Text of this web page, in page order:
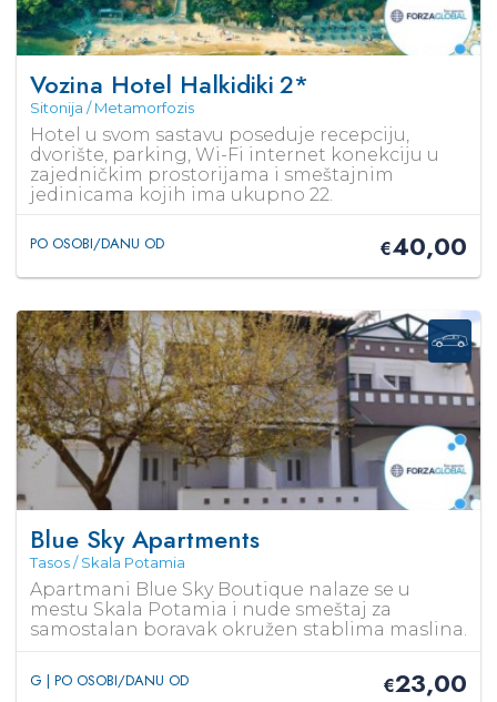
Vozina Hotel Halkidiki2*
Sitonija / Metamorfozis
Hotel u svom sastavu poseduje recepciju,
dvorište, parking, Wi-Fi internet konekciju u
zajedničkim prostorijama i smeštajnim
jedinicama kojih ima ukupno 22.
PO OSOBI/DANU OD €40,00
Blue Sky Apartments
Tasos / Skala Potamia
Apartmani Blue Sky Boutique nalaze se u
mestu Skala Potamia i nude smeštaj za
samostalan boravak okružen stablima maslina.
G | PO OSOBI/DANU OD €23,00